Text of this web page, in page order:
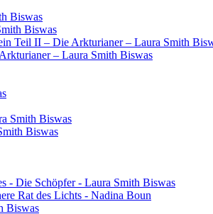
Biswas
Biswas
Teil II – Die Arkturianer – Laura Smith
– Laura Smith Biswas
Smith Biswas
Biswas
- Die Schöpfer - Laura Smith Biswas
Rat des Lichts - Nadina Boun
Biswas